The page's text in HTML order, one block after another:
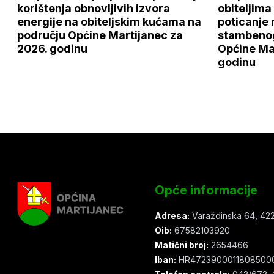
korištenja obnovljivih izvora
energije na obiteljskim kućama na
području Općine Martijanec za
2026. godinu
obiteljima
poticanje
Općine
godinu
Opće informacije
Adresa: Varaždinska 64,
Oib: 67582103920
Matični broj: 2654466
Iban: